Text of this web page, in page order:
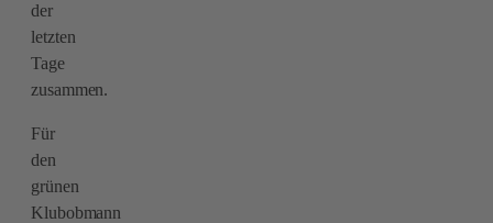
der
letzten
Tage
zusammen.
Für
den
grünen
Klubobmann